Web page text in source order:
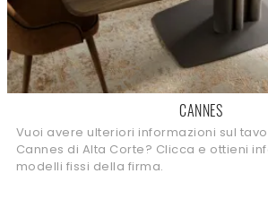
CANNES
Vuoi avere ulteriori informazioni sul
Cannes di Alta Corte? Clicca e ottieni
modelli fissi della firma.